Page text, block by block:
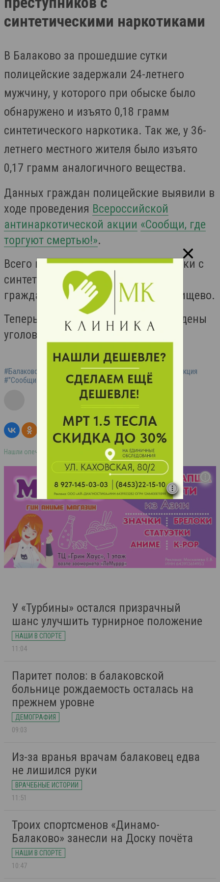
синтетическими наркотиками
В Балаково за прошедшие сутки
полицейские задержали 24-летнего
мужчину, у которого при обыске было
обнаружено и изъято 0,18 грамм
синтетического наркотика. Так же, у 36-
летнего местного жителя было изъято
0,17 грамм аналогичного вещества.
Данных граждан полицейские выявили в
ходе проведения Всероссийской
антинаркотической акции «Сообщи, где
торгуют смертью!».
Всего в Саратовской области за сутки с
синтетическим ядом попались 4
гражданина, 3 в Балаково, и 1 в Ртищево.
Теперь на преступников будут заведены
уголовные дела.
#Балаково #синтетические наркотики #полиция
#акция
#"Сообщи
#где торгуют смертью!"
Нашли опечатку в тексте? Выделите её и нажмите ctrl+enter
У «Турбины» остался призрачный
шанс улучшить турнирное положение
НАШИ В СПОРТЕ
11:04
Паритет полов: в балаковской
больнице рождаемость осталась на
прежнем уровне
ДЕМОГРАФИЯ
09:03
Из-за вранья врачам балаковец едва
не лишился руки
ВРАЧЕБНЫЕ ИСТОРИИ
11:51
Троих спортсменов «Динамо-
Балаково» занесли на Доску почёта
НАШИ В СПОРТЕ
10:47